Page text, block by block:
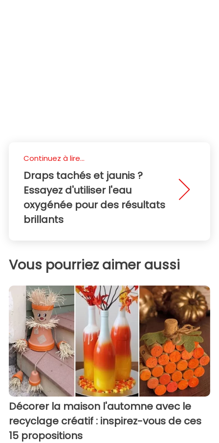
Continuez à lire...
Draps tachés et jaunis ?
Essayez d'utiliser l'eau
oxygénée pour des résultats
brillants
Vous pourriez aimer aussi
Décorer la maison l'automne avec le
recyclage créatif : inspirez-vous de ces
15 propositions